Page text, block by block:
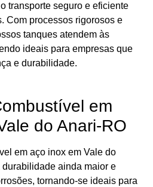
transporte seguro e eficiente
Com processos rigorosos e
tanques atendem às
ideais para empresas que
e durabilidade.
em
do Anari-RO
em aço inox em Vale do
ainda maior e
tornando-se ideais para